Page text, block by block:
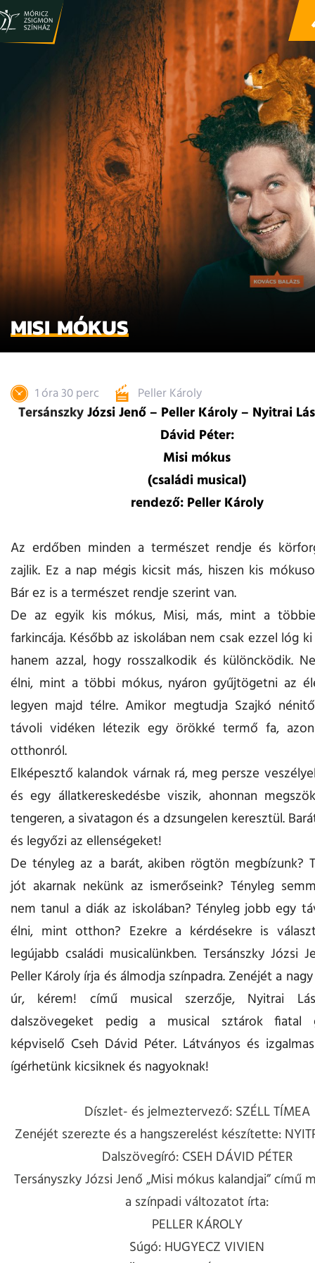
MISI MÓKUS
1 óra 30 perc Peller Károly
TersánszkyJózsi Jenő – Peller Károly – Nyitrai
Dávid Péter:
Misi mókus
(családi musical)
rendező: Peller Károly
Az erdőben minden a természet rendje és
zajlik. Ez a nap mégis kicsit más, hiszen kis
Bár ez is a természet rendje szerint van.
De az egyik kis mókus, Misi, más, mint a
farkincája. Később az iskolában nem csak ezzel lóg
hanem azzal, hogy rosszalkodik és különcködik.
élni, mint a többi mókus, nyáron gyűjtögetni az
legyen majd télre. Amikor megtudja Szajkó
távoli vidéken létezik egy örökké termő fa,
otthonról.
Elképesztő kalandok várnak rá, meg persze
és egy állatkereskedésbe viszik, ahonnan
tengeren, a sivatagon és a dzsungelen keresztül.
és legyőzi az ellenségeket!
De tényleg az a barát, akiben rögtön megbízunk?
jót akarnak nekünk az ismerőseink? Tényleg
nem tanul a diák az iskolában? Tényleg jobb egy
élni, mint otthon? Ezekre a kérdésekre is
legújabb családi musicalünkben. TersánszkyJózsi
Peller Károly írja és álmodja színpadra. Zenéjét a
úr, kérem! című musical szerzője, Nyitrai
dalszövegeket pedig a musical sztárok fiatal
képviselő Cseh Dávid Péter. Látványos és
ígérhetünk kicsiknek és nagyoknak!
Díszlet- és jelmeztervező: SZÉLL TÍMEA
Zenéjét szerezte és a hangszerelést készítette:
Dalszövegíró: CSEH DÁVID PÉTER
Tersányszky Józsi Jenő „Misi mókus kalandjai” című
a színpadi változatot írta:
PELLER KÁROLY
Súgó: HUGYECZ VIVIEN